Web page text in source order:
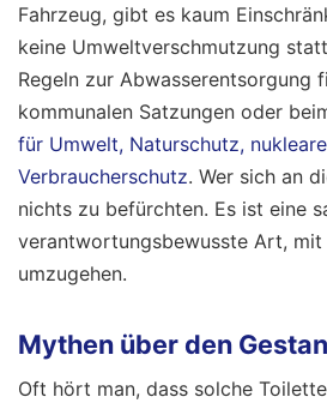
Fahrzeug, gibt es kaum
keine Umweltverschmutzung
Regeln zur Abwasserentsorgung
kommunalen Satzungen oder
für Umwelt, Naturschutz,
Verbraucherschutz. Wer sich an
nichts zu befürchten. Es ist eine
verantwortungsbewusste Art, mit
umzugehen.
Mythen über den
Oft hört man, dass solche